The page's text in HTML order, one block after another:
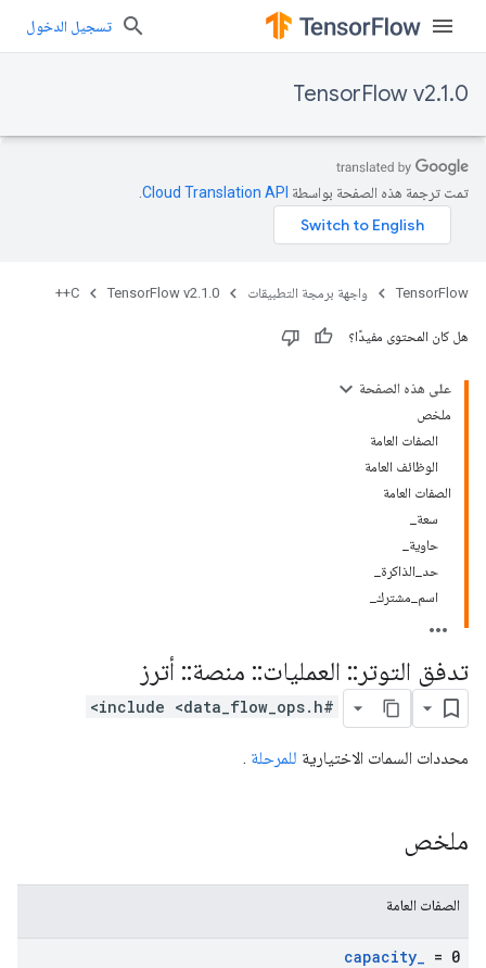
تسجيل الدخول
TensorFlow v2.1.0
تمت ترجمة هذه الصفحة بواسطة Cloud Translation API‏
TensorFlow واجهة برمجة التطبيقات TensorFlow v2.1.0
C++
هل كان المحتوى مفيدًا؟
على هذه الصفحة
ملخص
الصفات العامة
الوظائف العامة
الصفات العامة
سعة_
حاوية_
حد_الذاكرة_
اسم_مشترك_
تدفق التوتر :: العمليات:: منصة:: أترز
#include <data_flow_ops.h>
محددات السمات الاختيارية للمرحلة .
ملخص
الصفات العامة
capacity_ = 0